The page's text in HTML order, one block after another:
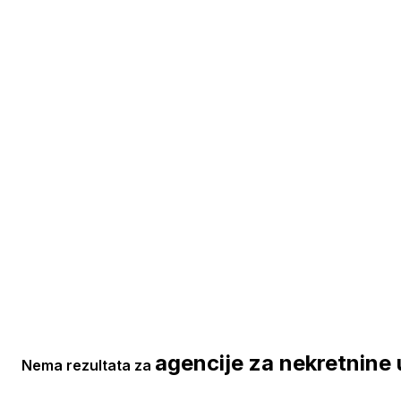
Nema rezultata za agencije za nekretnine